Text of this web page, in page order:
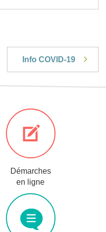
Info COVID-19
Démarches
en ligne